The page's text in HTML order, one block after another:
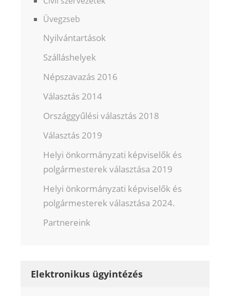
Üvegzseb
Nyilvántartások
Szálláshelyek
Népszavazás 2016
Választás 2014
Országgyűlési választás 2018
Választás 2019
Helyi önkormányzati képviselők és
polgármesterek választása 2019
Helyi önkormányzati képviselők és
polgármesterek választása 2024.
Partnereink
Elektronikus ügyintézés